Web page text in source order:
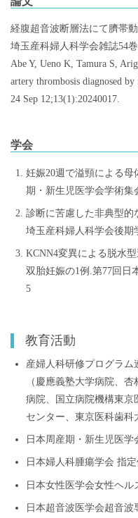
経腹超音波断層法にて臍帯
埼玉産科婦人科学会雑誌54巻
Abe Y, Ueno K, Tamura S,
artery thrombosis diagnosed
24 Sep 12;13(1):20240017.
学会
妊娠20週で溢頸による
期・新生児医学会学術集
診断に苦慮した非典型的
埼玉産科婦人科学会後期
KCNN4変異による脱水
双胎妊娠の1例.第77回日
5
教育活動
産婦人科研修プログラム
（慶應義塾大学病院、
病院、国立病院機構東京
センター、東京医科歯科
日本周産期・新生児医
日本婦人科腫瘍学会 指
日本女性医学会女性ヘル
日本超音波医学会超音波